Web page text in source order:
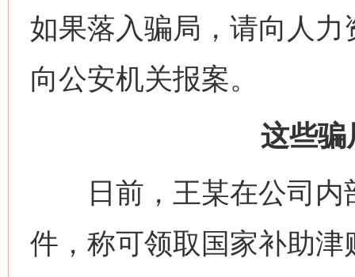
如果落入骗局，请向人
向公安机关报案。
这些骗
日前，王某在公司内
件，称可领取国家补助